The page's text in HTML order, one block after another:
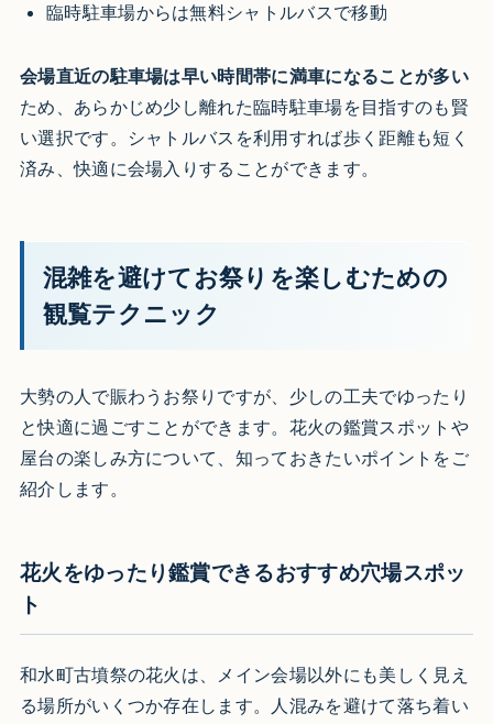
臨時駐車場からは無料シャトルバスで移動
会場直近の駐車場は早い時間帯に満車になることが多い
ため、あらかじめ少し離れた臨時駐車場を目指すのも賢
い選択です。シャトルバスを利用すれば歩く距離も短く
済み、快適に会場入りすることができます。
混雑を避けてお祭りを楽しむための
観覧テクニック
大勢の人で賑わうお祭りですが、少しの工夫でゆったり
と快適に過ごすことができます。花火の鑑賞スポットや
屋台の楽しみ方について、知っておきたいポイントをご
紹介します。
花火をゆったり鑑賞できるおすすめ穴場スポッ
ト
和水町古墳祭の花火は、メイン会場以外にも美しく見え
る場所がいくつか存在します。人混みを避けて落ち着い